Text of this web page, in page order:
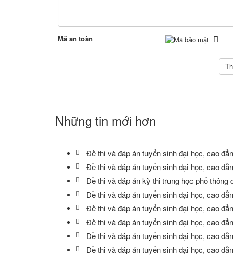
Mã an toàn
Những tin mới hơn
Đề thi và đáp án tuyển sinh đại học, cao
Đề thi và đáp án tuyển sinh đại học, cao
Đề thi và đáp án kỳ thi trung học phổ thông
Đề thi và đáp án tuyển sinh đại học, cao
Đề thi và đáp án tuyển sinh đại học, cao
Đề thi và đáp án tuyển sinh đại học, cao
Đề thi và đáp án tuyển sinh đại học, cao
Đề thi và đáp án tuyển sinh đại học, cao